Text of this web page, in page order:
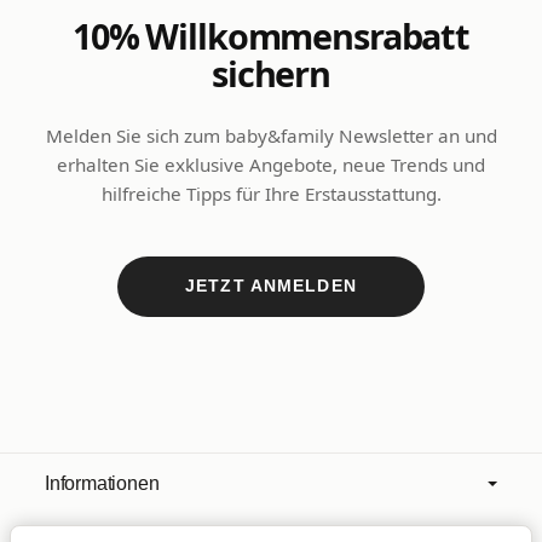
10% Willkommensrabatt
sichern
Melden Sie sich zum baby&family Newsletter an und
erhalten Sie exklusive Angebote, neue Trends und
hilfreiche Tipps für Ihre Erstausstattung.
JETZT ANMELDEN
Informationen